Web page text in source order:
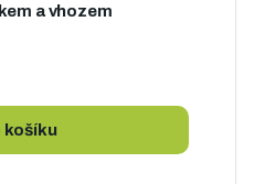
a vhozem
košíku